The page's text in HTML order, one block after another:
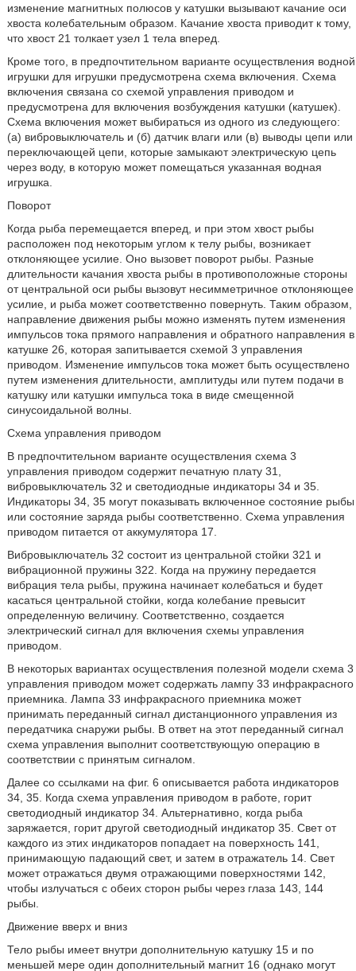
изменение магнитных полюсов у катушки вызывают качание оси
хвоста колебательным образом. Качание хвоста приводит к тому,
что хвост 21 толкает узел 1 тела вперед.
Кроме того, в предпочтительном варианте осуществления водной
игрушки для игрушки предусмотрена схема включения. Схема
включения связана со схемой управления приводом и
предусмотрена для включения возбуждения катушки (катушек).
Схема включения может выбираться из одного из следующего:
(а) вибровыключатель и (б) датчик влаги или (в) выводы цепи или
переключающей цепи, которые замыкают электрическую цепь
через воду, в которую может помещаться указанная водная
игрушка.
Поворот
Когда рыба перемещается вперед, и при этом хвост рыбы
расположен под некоторым углом к телу рыбы, возникает
отклоняющее усилие. Оно вызовет поворот рыбы. Разные
длительности качания хвоста рыбы в противоположные стороны
от центральной оси рыбы вызовут несимметричное отклоняющее
усилие, и рыба может соответственно повернуть. Таким образом,
направление движения рыбы можно изменять путем изменения
импульсов тока прямого направления и обратного направления в
катушке 26, которая запитывается схемой 3 управления
приводом. Изменение импульсов тока может быть осуществлено
путем изменения длительности, амплитуды или путем подачи в
катушку или катушки импульса тока в виде смещенной
синусоидальной волны.
Схема управления приводом
В предпочтительном варианте осуществления схема 3
управления приводом содержит печатную плату 31,
вибровыключатель 32 и светодиодные индикаторы 34 и 35.
Индикаторы 34, 35 могут показывать включенное состояние рыбы
или состояние заряда рыбы соответственно. Схема управления
приводом питается от аккумулятора 17.
Вибровыключатель 32 состоит из центральной стойки 321 и
вибрационной пружины 322. Когда на пружину передается
вибрация тела рыбы, пружина начинает колебаться и будет
касаться центральной стойки, когда колебание превысит
определенную величину. Соответственно, создается
электрический сигнал для включения схемы управления
приводом.
В некоторых вариантах осуществления полезной модели схема 3
управления приводом может содержать лампу 33 инфракрасного
приемника. Лампа 33 инфракрасного приемника может
принимать переданный сигнал дистанционного управления из
передатчика снаружи рыбы. В ответ на этот переданный сигнал
схема управления выполнит соответствующую операцию в
соответствии с принятым сигналом.
Далее со ссылками на фиг. 6 описывается работа индикаторов
34, 35. Когда схема управления приводом в работе, горит
светодиодный индикатор 34. Альтернативно, когда рыба
заряжается, горит другой светодиодный индикатор 35. Свет от
каждого из этих индикаторов попадает на поверхность 141,
принимающую падающий свет, и затем в отражатель 14. Свет
может отражаться двумя отражающими поверхностями 142,
чтобы излучаться с обеих сторон рыбы через глаза 143, 144
рыбы.
Движение вверх и вниз
Тело рыбы имеет внутри дополнительную катушку 15 и по
меньшей мере один дополнительный магнит 16 (однако могут